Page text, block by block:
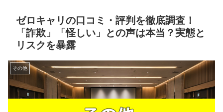
ゼロキャリの口コミ・評判を徹底調査！
「詐欺」「怪しい」との声は本当？実態と
リスクを暴露
その他